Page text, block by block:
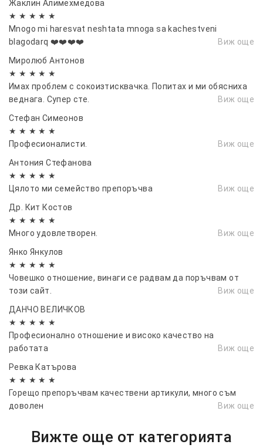
Жаклин Алимехмедова
★ ★ ★ ★ ★
Mnogo mi haresvat neshtata mnoga sa kachestveni
blagodarq ❤️❤️❤️❤️
Виж още
Миролюб Антонов
★ ★ ★ ★ ★
Имах проблем с сокоизтисквачка. Попитах и ми обясниха
веднага. Супер сте.
Виж още
Стефан Симеонов
★ ★ ★ ★ ★
Професионалисти.
Виж още
Антония Стефанова
★ ★ ★ ★ ★
Цялото ми семейство препоръчва
Виж още
Др. Кит Костов
★ ★ ★ ★ ★
Много удовлетворен.
Виж още
Янко Янкулов
★ ★ ★ ★ ★
Човешко отношение, винаги се радвам да поръчвам от
този сайт.
Виж още
ДАНЧО ВЕЛИЧКОВ
★ ★ ★ ★ ★
Професионално отношение и високо качество на
работата
Виж още
Ревка Катърова
★ ★ ★ ★ ★
Горещо препоръчвам качествени артикули, много съм
доволен
Виж още
Вижте още от категорията